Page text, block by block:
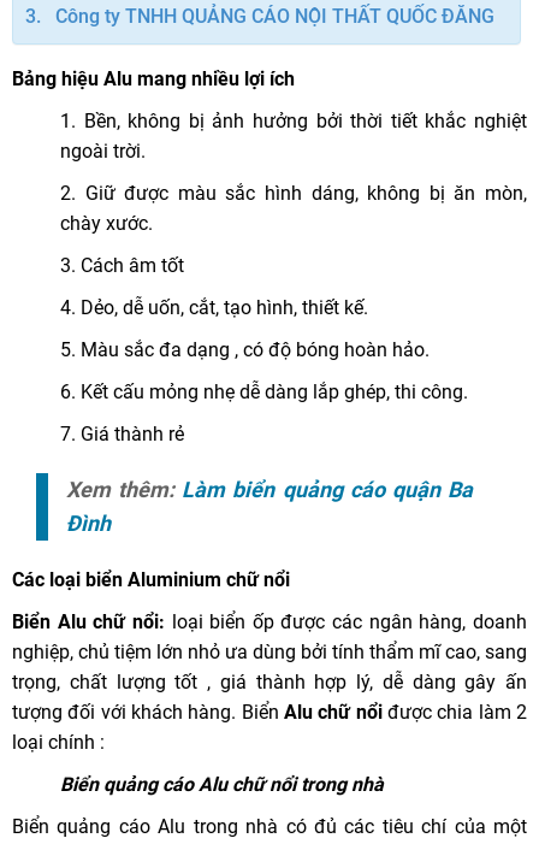
Công ty TNHH QUẢNG CÁO NỘI THẤT QUỐC ĐĂNG
Bảng hiệu Alu mang nhiều lợi ích
1. Bền, không bị ảnh hưởng bởi thời tiết khắc nghiệt
ngoài trời.
2. Giữ được màu sắc hình dáng, không bị ăn mòn,
chày xước.
3. Cách âm tốt
4. Dẻo, dễ uốn, cắt, tạo hình, thiết kế.
5. Màu sắc đa dạng , có độ bóng hoàn hảo.
6. Kết cấu mỏng nhẹ dễ dàng lắp ghép, thi công.
7. Giá thành rẻ
Xem thêm: Làm biển quảng cáo quận Ba
Đình
Các loại biển Aluminium chữ nổi
Biển Alu chữ nổi: loại biển ốp được các ngân hàng, doanh
nghiệp, chủ tiệm lớn nhỏ ưa dùng bởi tính thẩm mĩ cao, sang
trọng, chất lượng tốt , giá thành hợp lý, dễ dàng gây ấn
tượng đối với khách hàng. Biển Alu chữ nổiđược chia làm 2
loại chính :
Biển quảng cáo Aluchữ nổitrong nhà
Biển quảng cáo Alu trong nhà có đủ các tiêu chí của một